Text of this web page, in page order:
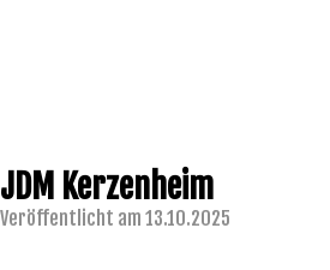
JDM Kerzenheim
Veröffentlicht am 13.10.2025